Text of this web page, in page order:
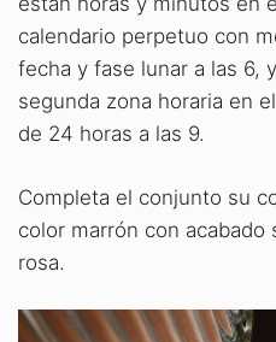
calendario perpetuo con
fecha y fase lunar a las 6,
segunda zona horaria en
de 24 horas a las 9.
Completa el conjunto su
color marrón con
rosa.